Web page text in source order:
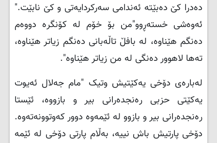
دەدرا کێ دەبێتە ئەندامی سەرکردایەتی و کێ نابێت."
ئەوەشی خستەڕوو"من بۆ خۆم لە کۆنگرە دووەم
دەنگم هێناوە، لە بافڵ تاڵەبانی دەنگم زیاتر هێناوە،
تەها لاهوور دەنگی لە من زیاتر هێناوە."
لەبارەی دۆخی یەکێتیش وتیک "مام جەلال ئەیوت
یەکێتی حزبی رەنجدەرانی بیر و بازووە، ئێستا
رەنجدەرانی بیر و بازوو لە ئێمەوە دوور کەوتوونەتەوە.
دۆخی پارتیش باش نییە، بەڵام پارتی دۆخی لە ئێمە